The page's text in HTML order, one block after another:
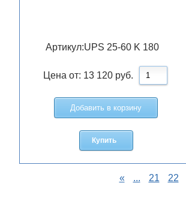
Артикул:UPS 25-60 K 180
Цена от: 13 120 руб.
Добавить в корзину
Купить
« ... 21 22